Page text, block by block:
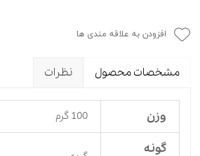
افزودن به علاقه مندی ها
مشخصات محصول نظرات
وزن 100 گرم
گونه